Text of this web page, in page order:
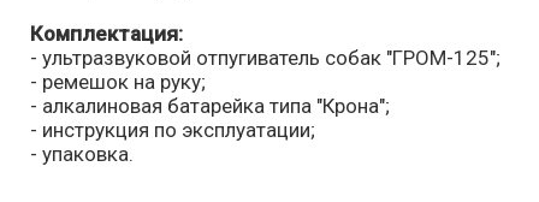
Комплектация:
- ультразвуковой отпугиватель собак "ГРОМ-125";
- ремешок на руку;
- алкалиновая батарейка типа "Крона";
- инструкция по эксплуатации;
- упаковка.